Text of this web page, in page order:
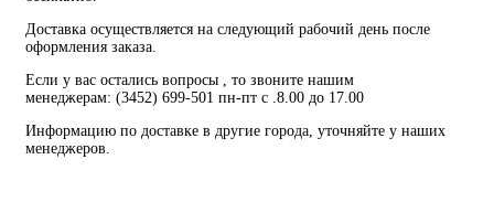
Доставка осуществляется на следующий рабочий день после
оформления заказа.
Если у вас остались вопросы , то звоните нашим
менеджерам: (3452) 699-501 пн-пт с .8.00 до 17.00
Информацию по доставке в другие города, уточняйте у наших
менеджеров.